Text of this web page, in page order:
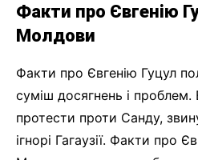
Факти про Євгенію
Молдови
Факти про Євгенію Гуцул
суміш досягнень і
протести проти Санду,
ігнорі Гагаузії. Факти про